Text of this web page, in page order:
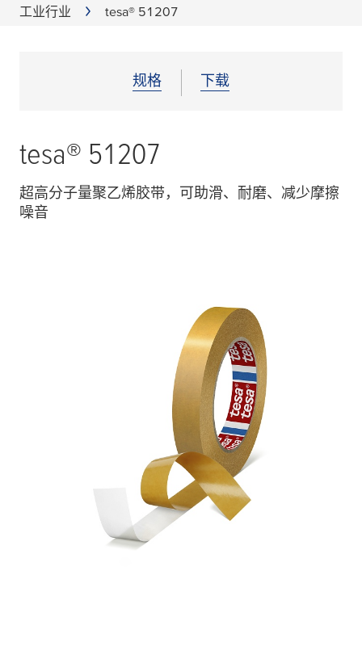
工业行业 tesa® 51207
规格 下载
tesa® 51207
超高分子量聚乙烯胶带，可助滑、耐磨、减少摩擦
噪音